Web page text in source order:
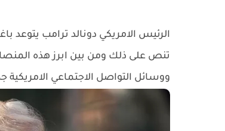
الرئيس الامريكي دونالد ترامب يتوعد
تنص على ذلك ومن بين ابرز هذه
ووسائل التواصل الاجتماعي